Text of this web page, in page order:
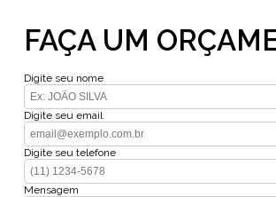
FAÇA UM
Digite seu nome
Digite seu email
Digite seu telefone
Mensagem